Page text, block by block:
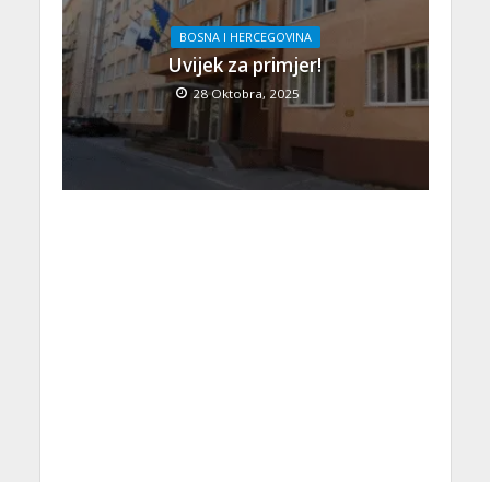
BOSNA I HERCEGOVINA
Uvijek za primjer!
28 Oktobra, 2025